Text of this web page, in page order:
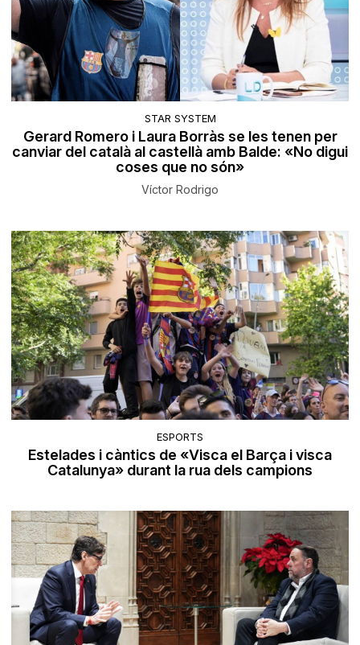
STAR SYSTEM
Gerard Romero i Laura Borràs se les tenen per
canviar del català al castellà amb Balde: «No digui
coses que no són»
Víctor Rodrigo
ESPORTS
Estelades i càntics de «Visca el Barça i visca
Catalunya» durant la rua dels campions